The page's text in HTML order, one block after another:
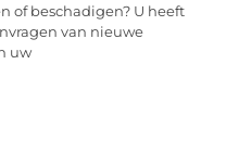
of beschadigen? U heeft
van nieuwe
uw